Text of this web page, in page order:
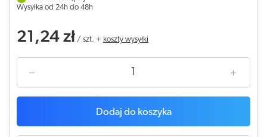
Wysyłka od 24h do 48h
21,24 zł / szt. + koszty wysyłki
Dodaj do koszyka